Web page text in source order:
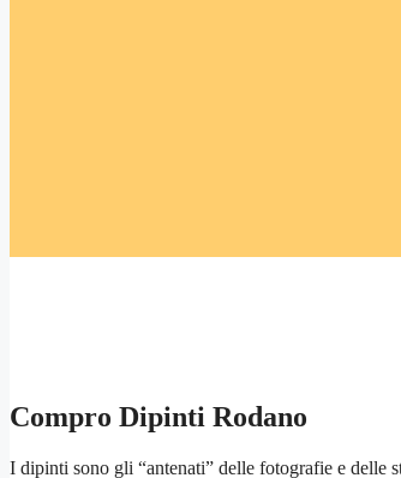
Compro Dipinti Rodano
I dipinti sono gli “antenati” delle fotografie e delle